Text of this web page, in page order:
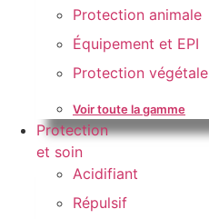
Protection animale
Équipement et EPI
Protection végétale
Voir toute la gamme
Protection
et soin
Acidifiant
Répulsif